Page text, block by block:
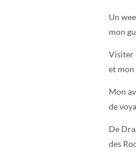
Un
mon
Visiter
et mon
Mon
de
De
des